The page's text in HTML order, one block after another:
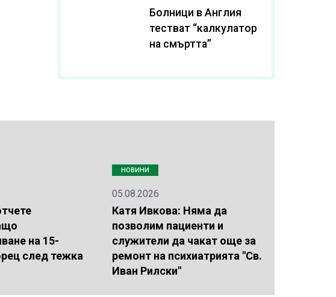
Болници в Англия
тестват “калкулатор
на смъртта”
на 15-
след тежка
НОВИНИ
05.08.2026
Катя Ивкова: Няма да
позволим пациенти и
служители да чакат още за
ремонт на психиатрията "Св.
Иван Рилски"